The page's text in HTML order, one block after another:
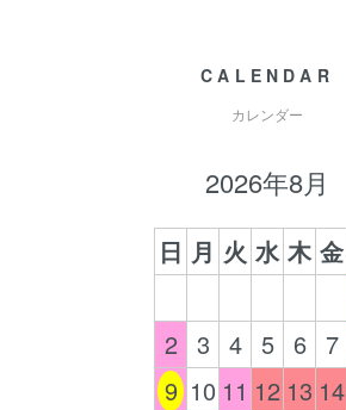
CALENDAR
カレンダー
2026年8月
日 月 火 水 木 金
2 3 4 5 6 7
9 10 11 12 13 14